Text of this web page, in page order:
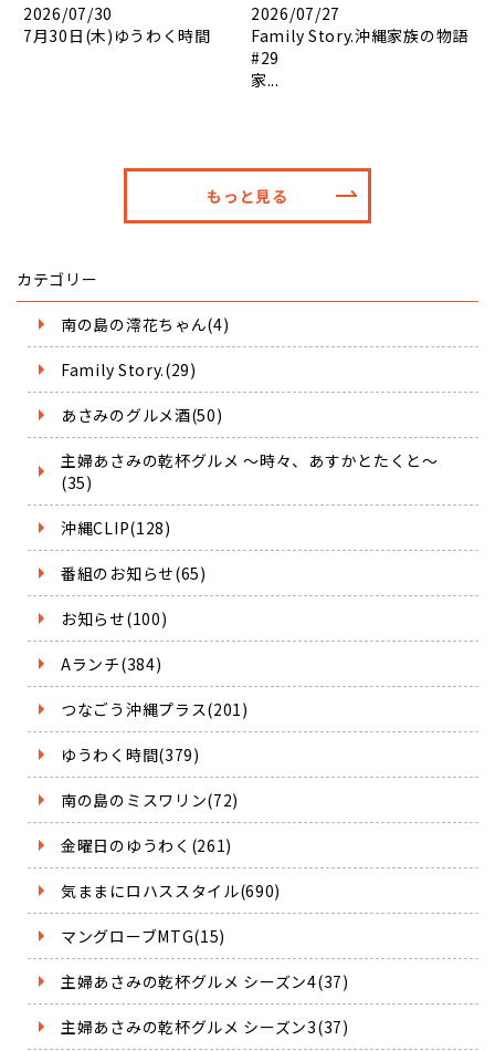
2026/07/30
7月30日(木)ゆうわく時間
2026/07/27
Family Story.沖縄家族の物語
#29
家...
もっと見る
カテゴリー
南の島の澪花ちゃん(4)
Family Story.(29)
あさみのグルメ酒(50)
主婦あさみの乾杯グルメ ～時々、あすかとたくと～
(35)
沖縄CLIP(128)
番組のお知らせ(65)
お知らせ(100)
Aランチ(384)
つなごう沖縄プラス(201)
ゆうわく時間(379)
南の島のミスワリン(72)
金曜日のゆうわく(261)
気ままにロハススタイル(690)
マングローブMTG(15)
主婦あさみの乾杯グルメ シーズン4(37)
主婦あさみの乾杯グルメ シーズン3(37)